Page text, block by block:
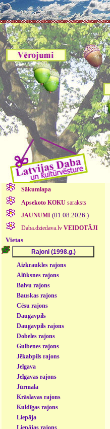
Sākumlapa
Apsekoto KOKUsaraksts
JAUNUMI (01.08.2026.)
Daba.dziedava.lv VEIDOTĀJI
Vietas
Aizkraukles rajons
Alūksnes rajons
Balvu rajons
Bauskas rajons
Cēsu rajons
Daugavpils
Daugavpils rajons
Dobeles rajons
Gulbenes rajons
Jēkabpils rajons
Jelgava
Jelgavas rajons
Jūrmala
Krāslavas rajons
Kuldīgas rajons
Liepāja
Liepājas rajons